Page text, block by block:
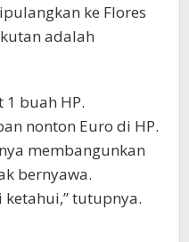
ke Flores
adalah
buah HP.
nonton Euro di HP.
membangunkan
bernyawa.
tutupnya.